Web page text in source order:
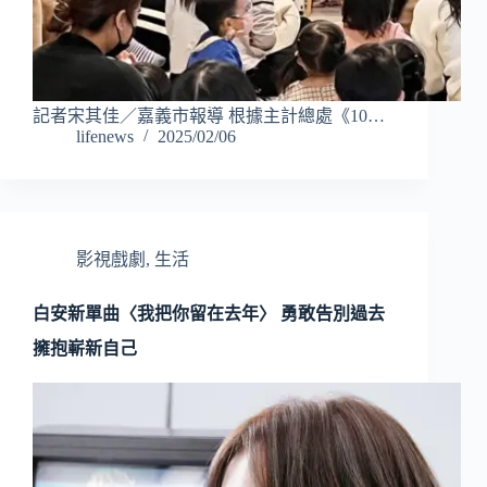
記者宋其佳／嘉義市報導 根據主計總處《10…
lifenews
2025/02/06
影視戲劇 , 生活
白安新單曲〈我把你留在去年〉 勇敢告別過去
擁抱嶄新自己